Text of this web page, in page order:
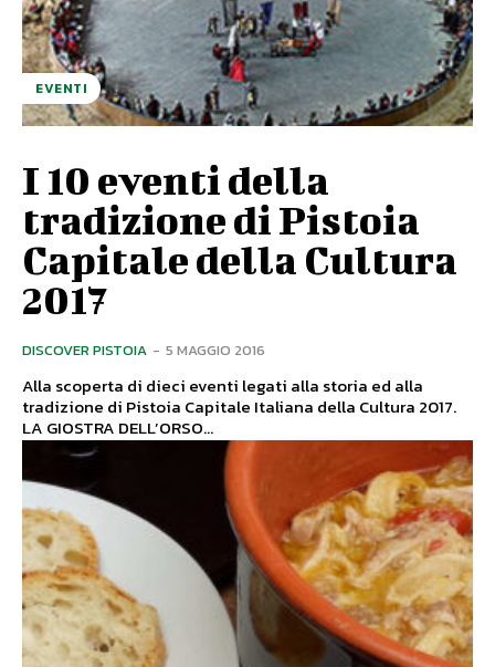
EVENTI
I 10 eventi della
tradizione di Pistoia
Capitale della Cultura
2017
DISCOVER PISTOIA - 5 MAGGIO 2016
Alla scoperta di dieci eventi legati alla storia ed alla
tradizione di Pistoia Capitale Italiana della Cultura 2017.
LA GIOSTRA DELL’ORSO...